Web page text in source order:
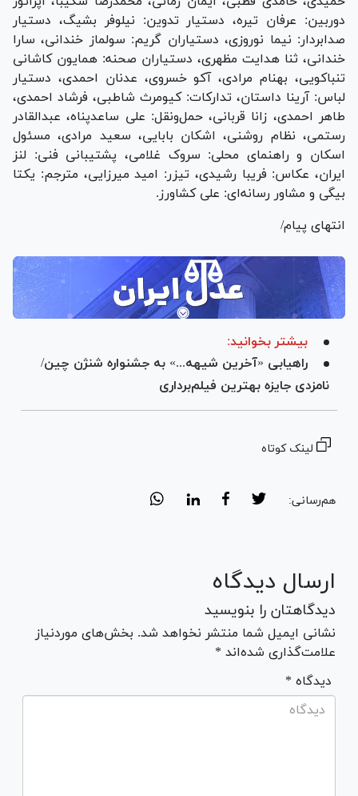
دوربین: عرفان تیره، دستیار تدوین: نیلوفر بشیگ، دستیار
صدابردار: نیما نوروزی، دستیاران گریم: سولماز خندانی، سارا
خندانی، ثنا هدایت مظهری، دستیاران صحنه: همایون کاشانی
تنباکویی، بهنام مرادی، آکو خسروی، عدنان احمدی، دستیار
لباس: آرینا داستان، تدارکات: کیومرث شاطبی، فرشاد احمدی،
طاهر احمدی، زانا قربانی، حمل‌ونقل: علی ساعدپناه، عبدالقادر
رستمی، نظام روشنی، اشکان بابایی، سعید مرادی، مسئول
اسکان و راهنمای محلی: سروک غلامی، پشتیبانی فنی: لنز
ایران، عکاس: فریبا رشیدی، تیزر: امید میرزایی، مترجم: یکتا
بیگی و مشاور رسانه‌ای: علی کشاورز.
انتهای پیام/
بیشتر بخوانید:
راهیابی «آخرین شیهه...» به جشنواره شنژن چین/
نامزدی جایزه بهترین فیلم‌برداری
لینک کوتاه
هم‌رسانی:
ارسال دیدگاه
دیدگاهتان را بنویسید
نشانی ایمیل شما منتشر نخواهد شد. بخش‌های موردنیاز
علامت‌گذاری شده‌اند *
* دیدگاه